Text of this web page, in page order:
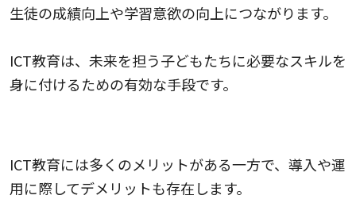
生徒の成績向上や学習意欲の向上につながります。
ICT教育は、未来を担う子どもたちに必要なスキルを
身に付けるための有効な手段です。
ICT教育には多くのメリットがある一方で、導入や運
用に際してデメリットも存在します。